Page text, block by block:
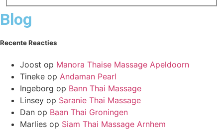
Blog
Recente Reacties
Joost op Manora Thaise Massage Apeldoorn
Tineke op Andaman Pearl
Ingeborg op Bann Thai Massage
Linsey op Saranie Thai Massage
Dan op Baan Thai Groningen
Marlies op Siam Thai Massage Arnhem